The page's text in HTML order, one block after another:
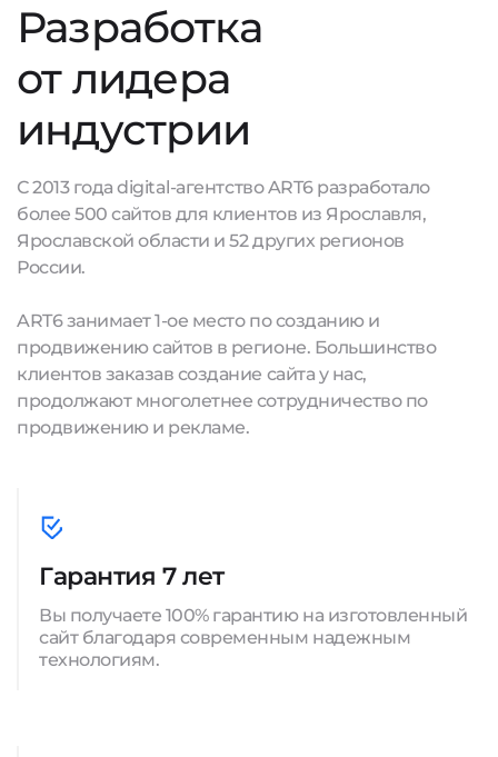
Разработка
от лидера
индустрии
С 2013 года digital-агентство ART6 разработало
более 500 сайтов для клиентов из Ярославля,
Ярославской области и 52 других регионов
России.
ART6 занимает 1-ое место по созданию и
продвижению сайтов в регионе. Большинство
клиентов заказав создание сайта у нас,
продолжают многолетнее сотрудничество по
продвижению и рекламе.
Гарантия 7 лет
Вы получаете 100% гарантию на изготовленный
сайт благодаря современным надежным
технологиям.